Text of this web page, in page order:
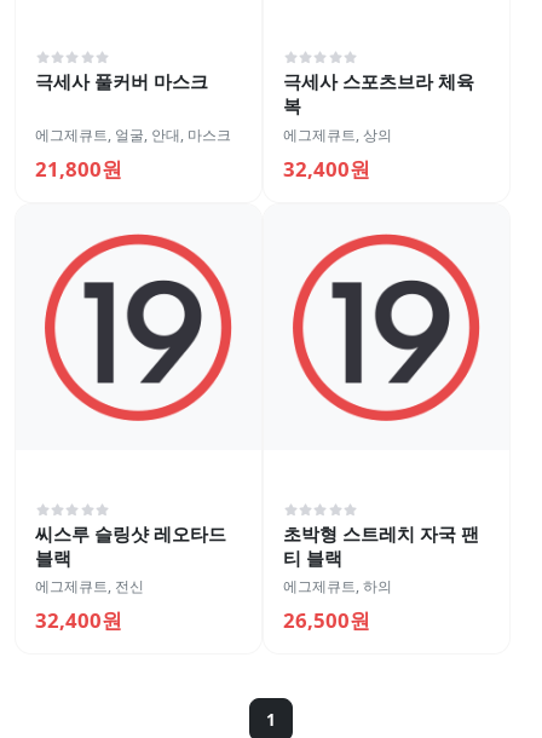
극세사 풀커버 마스크
에그제큐트, 얼굴, 안대, 마스크
21,800원
극세사 스포츠브라 체육
복
에그제큐트,상의
32,400원
씨스루 슬링샷 레오타드
블랙
에그제큐트, 전신
32,400원
초박형 스트레치 자국 팬
티 블랙
에그제큐트,하의
26,500원
1